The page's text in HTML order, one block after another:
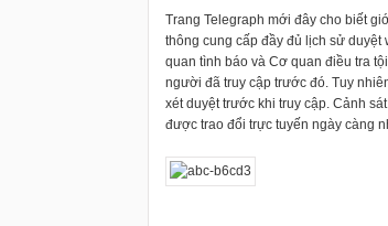
Trang Telegraph mới đây cho biết
thông cung cấp đầy đủ lịch sử
quan tình báo và Cơ quan điều tra
người đã truy cập trước đó. Tuy
xét duyệt trước khi truy cập. Cảnh
được trao đổi trực tuyến ngày càng